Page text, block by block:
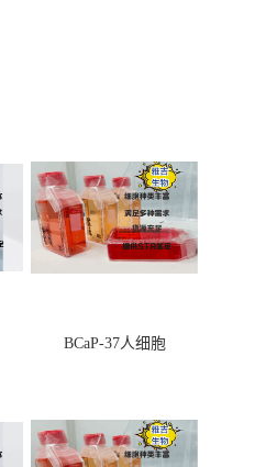
BCaP-37人细胞